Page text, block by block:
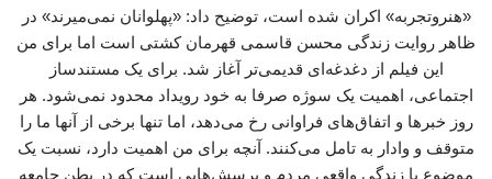
«هنروتجربه» اکران شده است، توضیح داد: «پهلوانان نمی‌میرند» در
ظاهر روایت زندگی محسن قاسمی قهرمان کشتی است اما برای من
این فیلم از دغدغه‌ای قدیمی‌تر آغاز شد. برای یک مستندساز
اجتماعی، اهمیت یک سوژه صرفا به خود رویداد محدود نمی‌شود. هر
روز خبرها و اتفاق‌های فراوانی رخ می‌دهد، اما تنها برخی از آنها ما را
متوقف و وادار به تامل می‌کنند. آنچه برای من اهمیت دارد، نسبت یک
موضوع با زندگی واقعی مردم و پرسش‌هایی است که در بطن جامعه